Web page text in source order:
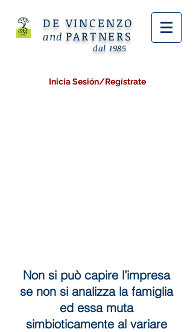
DE VINCENZO
and PARTNERS
dal 1985
Inicia Sesión/Regístrate
Non si può capire l’impresa
se non si analizza la famiglia
ed essa muta
simbioticamente al variare